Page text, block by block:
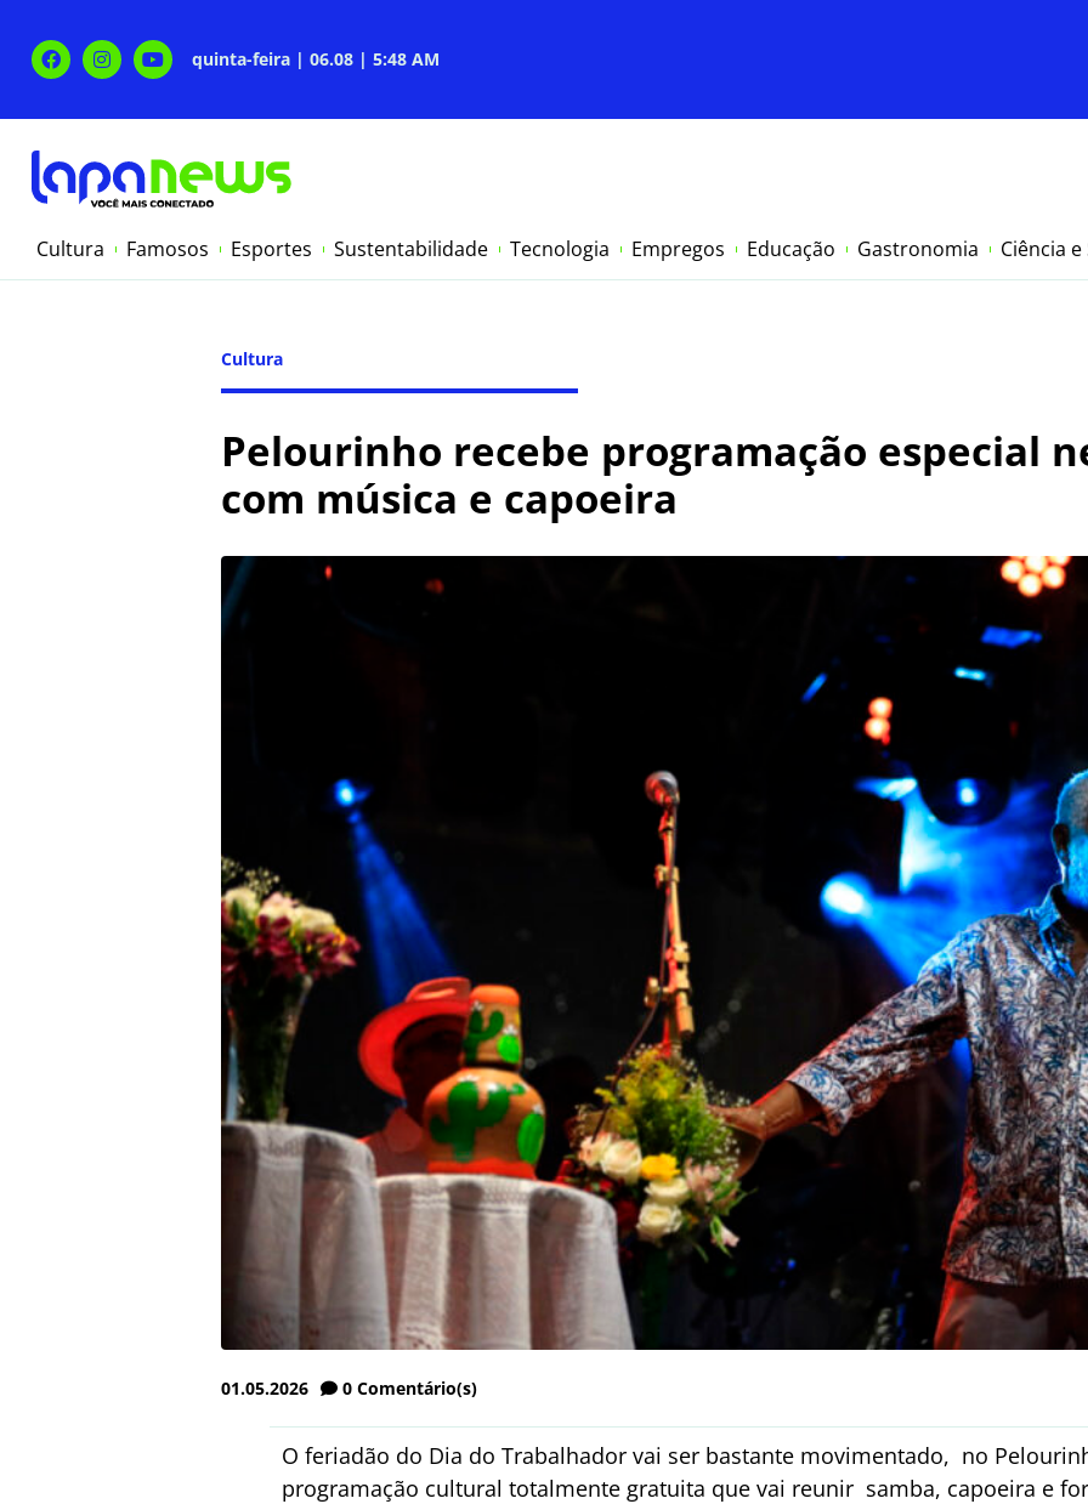
quinta-feira | 06.08 | 5:48 AM
Cultura Famosos Esportes Sustentabilidade Tecnologia Empregos Educação Gastronomia Ciência
Cultura
Pelourinho recebe programação especial
com música e capoeira
01.05.2026 0 Comentário(s)
O feriadão do Dia do Trabalhador vai ser bastante movimentado, no
programação cultural totalmente gratuita que vai reunir samba, capoeira e